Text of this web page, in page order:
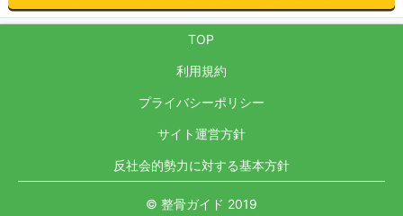
TOP
利用規約
プライバシーポリシー
サイト運営方針
反社会的勢力に対する基本方針
© 整骨ガイド 2019